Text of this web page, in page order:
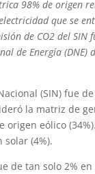
98% de origen
que se
de CO2 del SIN
de Energía (DNE)
(SIN) fue de
la matriz de
eólico
(4%).
de tan solo 2% en